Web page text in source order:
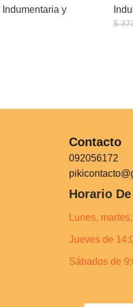
Indumentaria y
$
Contacto
092056172
Horario
Lunes,
Jueves de
Sábados de